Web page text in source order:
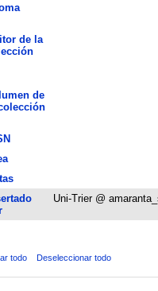
de la
de
Uni-Trier @
todo Deseleccionar todo